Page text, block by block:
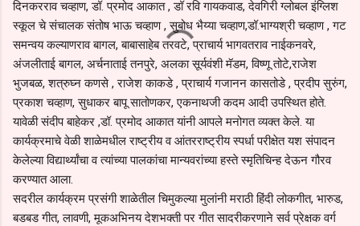
दिनकरराव चव्हाण, डॉ. प्रमोद आकात , डॉ रवि गायकवाड, देवगिरी ग्लोबल इंग्लिश
स्कूल चे संचालक संतोष भाऊ चव्हाण , सुबोध भैय्या चव्हाण,डॉ.भाग्यश्री चव्हाण , गट
समन्वय कल्याणराव बागल, बाबासाहेब तरवटे, प्राचार्य भागवतराव नाईकनवरे,
अंजलीताई बागल, अर्चनाताई तनपुरे, अलका सूर्यवंशी मॅडम, विष्णू तोटे,राजेश
भुजबळ, शत्रुघ्न कणसे , राजेश काकडे , प्राचार्य गजानन कासतोडे , प्रदीप सुरुंग,
प्रकाश चव्हाण, सुधाकर बापू सातोणकर, एकनाथजी कदम आदी उपस्थित होते.
यावेळी संदीप बाहेकर ,डॉ. प्रमोद आकात यांनी आपले मनोगत व्यक्त केले. या
कार्यक्रमाचे वेळी शाळेमधील राष्ट्रीय व आंतरराष्ट्रीय स्पर्धा परीक्षेत यश संपादन
केलेल्या विद्यार्थ्यांचा व त्यांच्या पालकांचा मान्यवरांच्या हस्ते स्मृतिचिन्ह देऊन गौरव
करण्यात आला.
सदरील कार्यक्रम प्रसंगी शाळेतील चिमुकल्या मुलांनी मराठी हिंदी लोकगीत, भारुड,
बडबड गीत, लावणी, मूकअभिनय देशभक्ती पर गीत सादरीकरणाने सर्व प्रेक्षक वर्ग